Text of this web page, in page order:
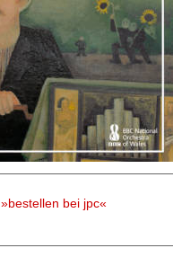
»bestellen bei jpc«